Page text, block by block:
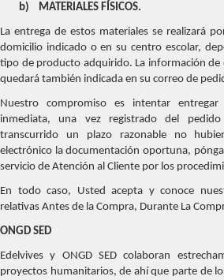
b) MATERIALES FÍSICOS.
La entrega de estos materiales se realizará
domicilio indicado o en su centro escolar,
tipo de producto adquirido. La información de
quedará también indicada en su correo de
Nuestro compromiso es intentar
inmediata, una vez registrado del
transcurrido un plazo razonable no
electrónico la documentación oportuna,
servicio de Atención al Cliente por los
En todo caso, Usted acepta y conoce
relativas Antes de la Compra, Durante La
ONGD SED
Edelvives y ONGD SED colaboran
proyectos humanitarios, de ahí que parte de